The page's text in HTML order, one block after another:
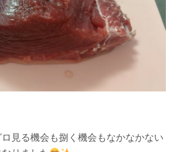
見る機会も捌く機会もなかなかない